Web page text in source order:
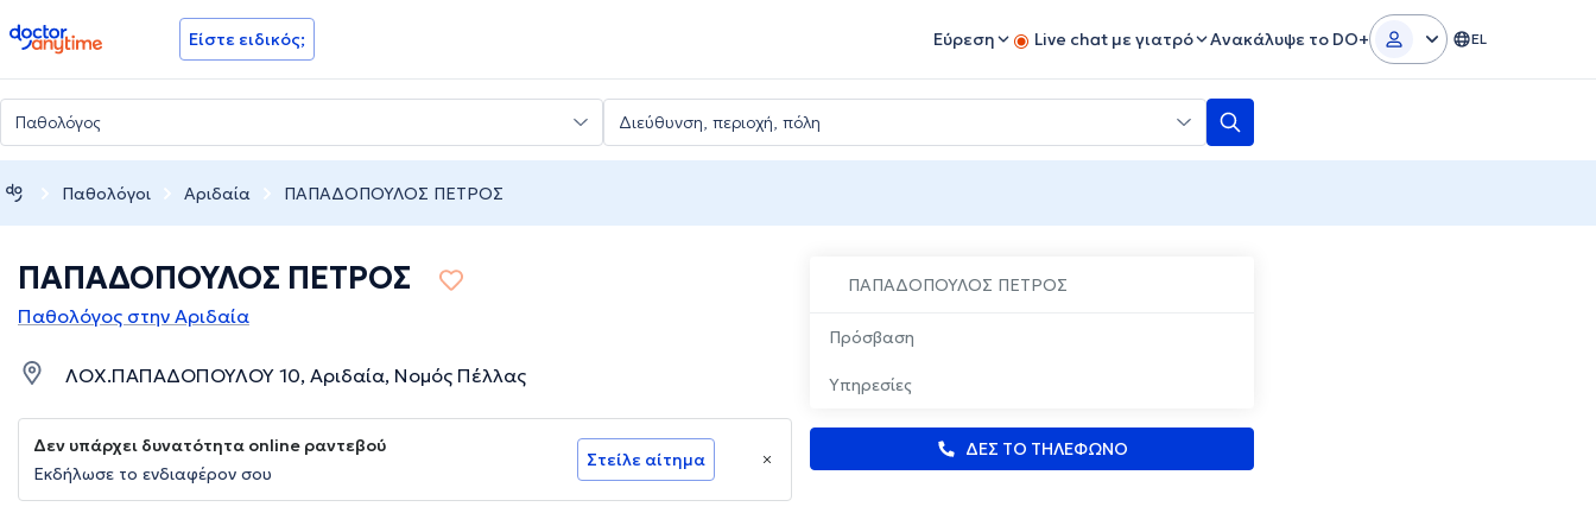
doctoranytime Είστε ειδικός; Εύρεση Live chat με γιατρό Ανακάλυψε το DO+ EL
Παθολόγοι Αριδαία ΠΑΠΑΔΟΠΟΥΛΟΣ ΠΕΤΡΟΣ
ΠΑΠΑΔΟΠΟΥΛΟΣ ΠΕΤΡΟΣ
Πρόσβαση
Υπηρεσίες
ΔΕΣ ΤΟ ΤΗΛΕΦΩΝΟ
ΠΑΠΑΔΟΠΟΥΛΟΣ ΠΕΤΡΟΣ
Παθολόγος στην Αριδαία
ΛΟΧ.ΠΑΠΑΔΟΠΟΥΛΟΥ 10, Αριδαία, Νομός Πέλλας
Δεν υπάρχει δυνατότητα online ραντεβού
Εκδήλωσε το ενδιαφέρον σου
Στείλε αίτημα